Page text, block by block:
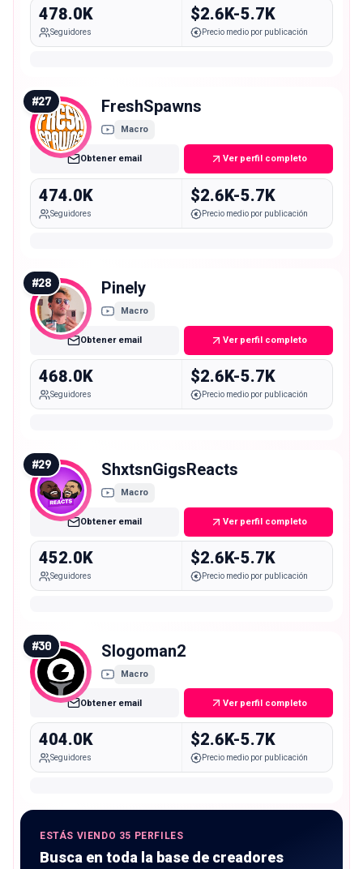
478.0K
Seguidores
$2.6K-5.7K
Precio medio por publicación
#27 FreshSpawns
Macro
Obtener email Ver perfil completo
474.0K
Seguidores
$2.6K-5.7K
Precio medio por publicación
#28 Pinely
Macro
Obtener email Ver perfil completo
468.0K
Seguidores
$2.6K-5.7K
Precio medio por publicación
#29 ShxtsnGigsReacts
Macro
Obtener email Ver perfil completo
452.0K
Seguidores
$2.6K-5.7K
Precio medio por publicación
#30 Slogoman2
Macro
Obtener email Ver perfil completo
404.0K
Seguidores
$2.6K-5.7K
Precio medio por publicación
ESTÁS VIENDO 35 PERFILES
Busca en toda la base de creadores